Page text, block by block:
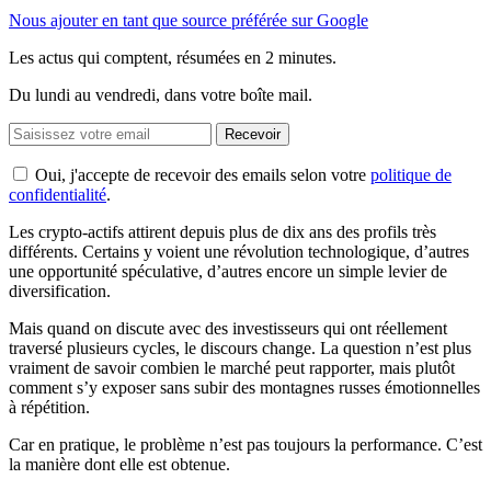
Nous ajouter en tant que source préférée sur Google
Les actus qui comptent, résumées en 2 minutes.
Du lundi au vendredi, dans votre boîte mail.
Recevoir
Oui, j'accepte de recevoir des emails selon votre politique de
confidentialité.
Les crypto-actifs attirent depuis plus de dix ans des profils très
différents. Certains y voient une révolution technologique, d’autres
une opportunité spéculative, d’autres encore un simple levier de
diversification.
Mais quand on discute avec des investisseurs qui ont réellement
traversé plusieurs cycles, le discours change. La question n’est plus
vraiment de savoir combien le marché peut rapporter, mais plutôt
comment s’y exposer sans subir des montagnes russes émotionnelles
à répétition.
Car en pratique, le problème n’est pas toujours la performance. C’est
la manière dont elle est obtenue.